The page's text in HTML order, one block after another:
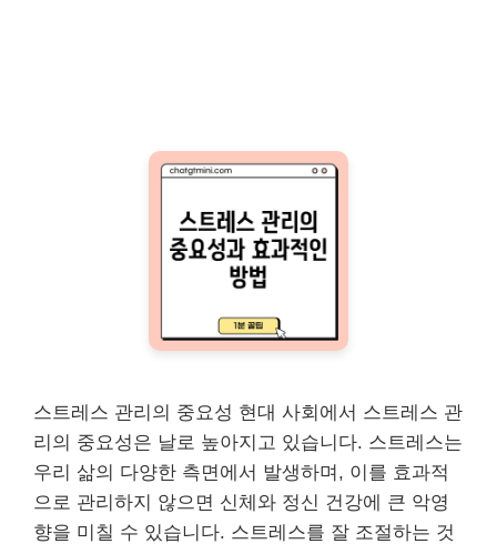
스트레스 관리의 중요성 현대 사회에서 스트레스 관
리의 중요성은 날로 높아지고 있습니다. 스트레스는
우리 삶의 다양한 측면에서 발생하며, 이를 효과적
으로 관리하지 않으면 신체와 정신 건강에 큰 악영
향을 미칠 수 있습니다. 스트레스를 잘 조절하는 것